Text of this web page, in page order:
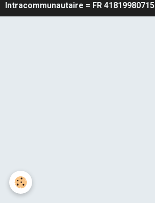
Intracommunautaire = FR 41819980715